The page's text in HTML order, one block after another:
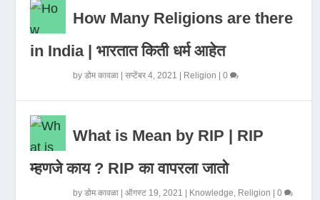
How Many Religions are there
in India | भारतात किती धर्म आहेत
byडोम कावळा |सप्टेंबर 4, 2021 Religion |0
What is Mean by RIP | RIP
म्हणजे काय ? RIP का वापरला जातो
byडोम कावळा |ऑगस्ट 19, 2021 Knowledge, Religion |0